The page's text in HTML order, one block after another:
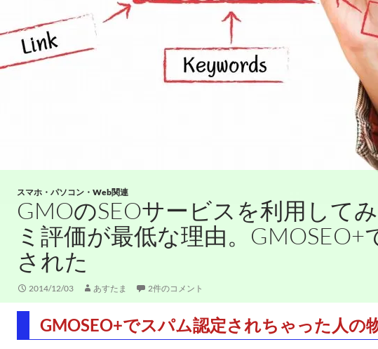
スマホ・パソコン・Web関連
GMOのSEOサービスを利用して
ミ評価が最低な理由。GMOSEO+
された
2014/12/03 あすたま 2件のコメント
GMOSEO+でスパム認定されちゃった人の